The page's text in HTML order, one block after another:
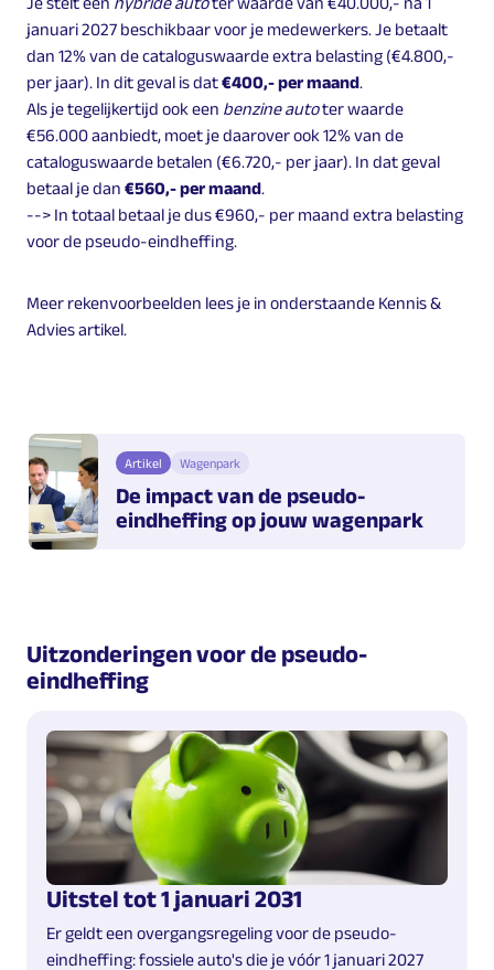
januari 2027 beschikbaar voor je medewerkers. Je betaalt
dan 12% van de cataloguswaarde extra belasting (€4.800,-
per jaar). In dit geval is dat€400,- per maand.
Als je tegelijkertijd ook een benzine autoter waarde
€56.000 aanbiedt, moet je daarover ook 12% van de
cataloguswaarde betalen (€6.720,- per jaar). In dat geval
betaal je dan €560,- per maand.
--> In totaal betaal je dus €960,- per maand extra belasting
voor de pseudo-eindheffing.
Meer rekenvoorbeelden lees je in onderstaande Kennis &
Advies artikel.
De impact van de pseudo-
eindheffing op jouw wagenpark
Artikel Wagenpark
Uitzonderingen voor de pseudo-
eindheffing
Uitstel tot 1 januari 2031
Er geldt een overgangsregeling voor de pseudo-
eindheffing: fossiele auto's die je vóór 1 januari 2027